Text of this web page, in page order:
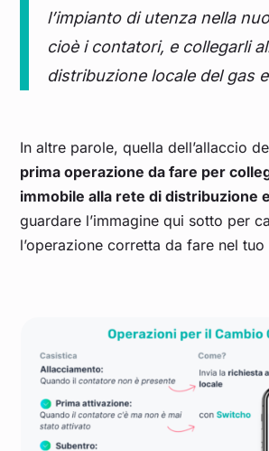
l’impianto di utenza nella
cioè i contatori, e collegarli
distribuzione locale del gas
In altre parole, quella dell’allaccio
prima operazione da fare per
immobile alla rete di distribuzione
guardare l’immagine qui sotto per
l’operazione corretta da fare nel tuo